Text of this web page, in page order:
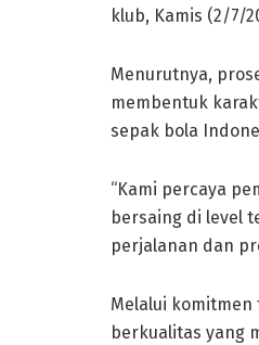
klub, Kamis (2/7/
Menurutnya,
membentuk
sepak bola
“Kami percaya
bersaing di level
perjalanan dan
Melalui
berkualitas yang